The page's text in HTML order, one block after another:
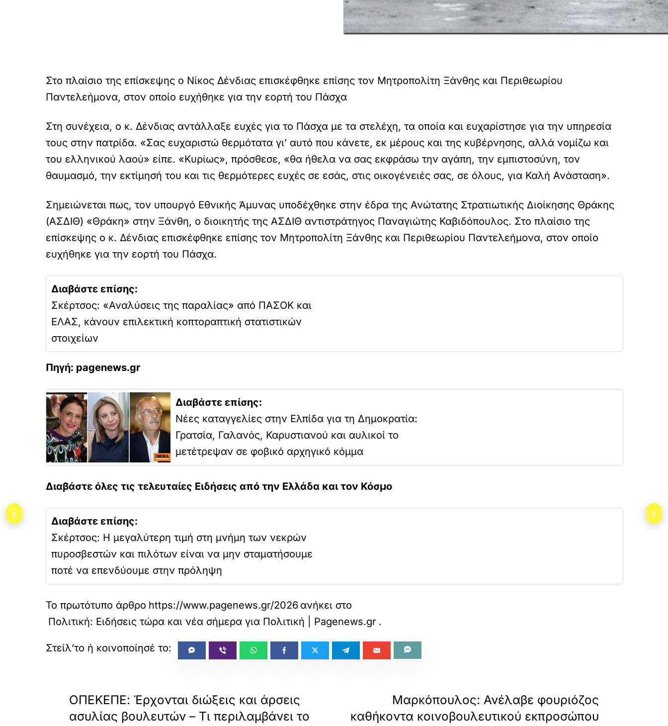
Στο πλαίσιο της επίσκεψης ο Νίκος Δένδιας επισκέφθηκε επίσης τον Μητροπολίτη Ξάνθης και Περιθεωρίου
Παντελεήμονα, στον οποίο ευχήθηκε για την εορτή του Πάσχα
Στη συνέχεια, ο κ. Δένδιας αντάλλαξε ευχές για το Πάσχα με τα στελέχη, τα οποία και ευχαρίστησε για την υπηρεσία
τους στην πατρίδα. «Σας ευχαριστώ θερμότατα γι’ αυτό που κάνετε, εκ μέρους και της κυβέρνησης, αλλά νομίζω και
του ελληνικού λαού» είπε. «Κυρίως», πρόσθεσε, «θα ήθελα να σας εκφράσω την αγάπη, την εμπιστοσύνη, τον
θαυμασμό, την εκτίμησή του και τις θερμότερες ευχές σε εσάς, στις οικογένειές σας, σε όλους, για Καλή Ανάσταση».
Σημειώνεται πως, τον υπουργό Εθνικής Άμυνας υποδέχθηκε στην έδρα της Ανώτατης Στρατιωτικής Διοίκησης Θράκης
(ΑΣΔΙΘ) «Θράκη» στην Ξάνθη, ο διοικητής της ΑΣΔΙΘ αντιστράτηγος Παναγιώτης Καβιδόπουλος. Στο πλαίσιο της
επίσκεψης ο κ. Δένδιας επισκέφθηκε επίσης τον Μητροπολίτη Ξάνθης και Περιθεωρίου Παντελεήμονα, στον οποίο
ευχήθηκε για την εορτή του Πάσχα.
Διαβάστε επίσης:
Σκέρτσος: «Αναλύσεις της παραλίας» από ΠΑΣΟΚ και
ΕΛΑΣ, κάνουν επιλεκτική κοπτοραπτική στατιστικών
στοιχείων
Πηγή: pagenews.gr
Διαβάστε επίσης:
Νέες καταγγελίες στην Ελπίδα για τη Δημοκρατία:
Γρατσία, Γαλανός, Καρυστιανού και αυλικοί το
μετέτρεψαν σε φοβικό αρχηγικό κόμμα
Διαβάστε όλες τις τελευταίες Ειδήσεις από την Ελλάδα και τον Κόσμο
Διαβάστε επίσης:
Σκέρτσος: Η μεγαλύτερη τιμή στη μνήμη των νεκρών
πυροσβεστών και πιλότων είναι να μην σταματήσουμε
ποτέ να επενδύουμε στην πρόληψη
Το πρωτότυπο άρθρο https://www.pagenews.gr/2026/04/11/politiki/episkepsi-dendia-sti-ksanthi-ta-stelexi-ton-enoplon-
ανήκει στο
Πολιτική: Ειδήσεις τώρα και νέα σήμερα για Πολιτική | Pagenews.gr .
ΟΠΕΚΕΠΕ: Έρχονται διώξεις και άρσεις
ασυλίας βουλευτών – Τι περιλαμβάνει το
Μαρκόπουλος: Ανέλαβε φουριόζος
καθήκοντα κοινοβουλευτικού εκπροσώπου
‹ ›